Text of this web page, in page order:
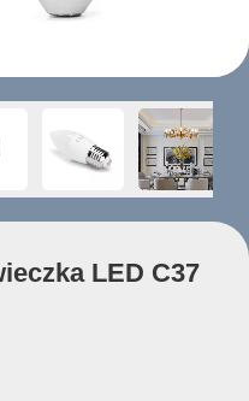
LED C37